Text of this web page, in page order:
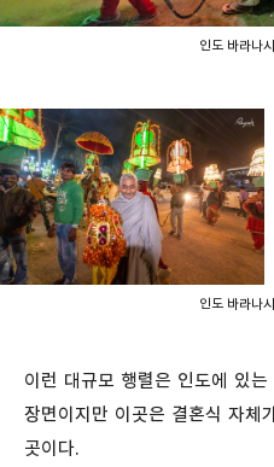
인도 바라나
인도 바라나
이런 대규모 행렬은 인도에 있
장면이지만 이곳은 결혼식 자체
곳이다.